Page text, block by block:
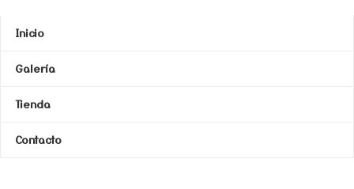
Inicio
Galería
Tienda
Contacto